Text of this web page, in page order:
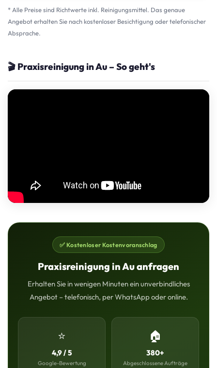
* Alle Preise sind Richtwerte inkl. Reinigungsmittel. Das genaue
Angebot erhalten Sie nach kostenloser Besichtigung oder telefonischer
Absprache.
🎬 Praxisreinigung in Au – So geht's
✅ Kostenloser Kostenvoranschlag
Praxisreinigung in Au anfragen
Erhalten Sie in wenigen Minuten ein unverbindliches
Angebot – telefonisch, per WhatsApp oder online.
⭐
4,9 / 5
Google-Bewertung
🏠
380+
Abgeschlossene Aufträge